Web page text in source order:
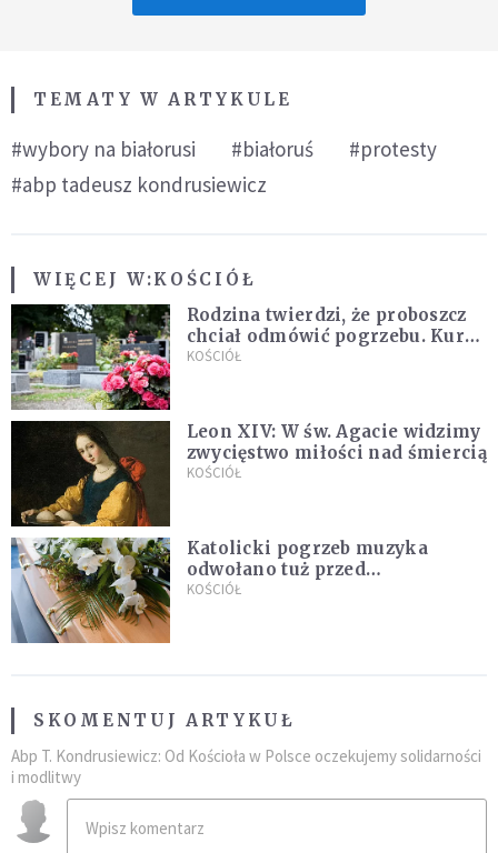
TEMATY W ARTYKULE
#wybory na białorusi #białoruś
#protesty
#abp tadeusz kondrusiewicz
WIĘCEJ W:KOŚCIÓŁ
Rodzina twierdzi, że proboszcz
chciał odmówić pogrzebu. Kuria
zapowiada wyjaśnienia
KOŚCIÓŁ
Leon XIV: W św. Agacie widzimy
zwycięstwo miłości nad śmiercią
KOŚCIÓŁ
Katolicki pogrzeb muzyka
odwołano tuż przed
uroczystością. Powodem była
KOŚCIÓŁ
SKOMENTUJ ARTYKUŁ
Abp T. Kondrusiewicz: Od Kościoła w Polsce oczekujemy solidarności
i modlitwy